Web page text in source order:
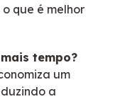
que é melhor
tempo?
um
a